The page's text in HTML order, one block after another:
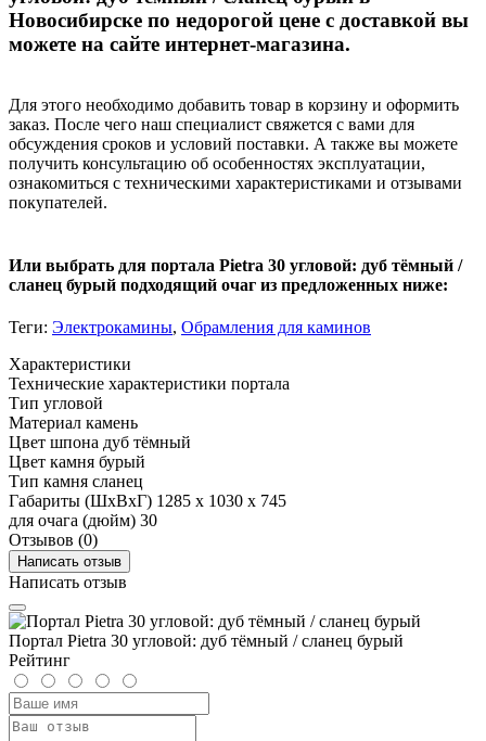
Новосибирске по недорогой цене с доставкой вы
можете на сайте интернет-магазина.
Для этого необходимо добавить товар в корзину и оформить
заказ. После чего наш специалист свяжется с вами для
обсуждения сроков и условий поставки. А также вы можете
получить консультацию об особенностях эксплуатации,
ознакомиться с техническими характеристиками и отзывами
покупателей.
Или выбрать для портала Pietra 30 угловой: дуб тёмный /
сланец бурый подходящий очаг из предложенных ниже:
Теги: Электрокамины, Обрамления для каминов
Характеристики
Технические характеристики портала
Тип угловой
Материал камень
Цвет шпона дуб тёмный
Цвет камня бурый
Тип камня сланец
Габариты (ШхВхГ) 1285 x 1030 x 745
для очага (дюйм) 30
Отзывов (0)
Написать отзыв
Написать отзыв
Портал Pietra 30 угловой: дуб тёмный / сланец бурый
Рейтинг